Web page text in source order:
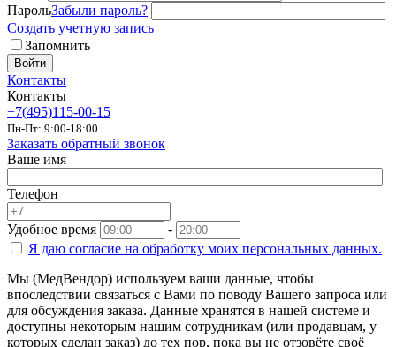
ПарольЗабыли пароль?
Создать учетную запись
Запомнить
Войти
Контакты
Контакты
+7(495)115-00-15
Пн-Пт: 9:00-18:00
Заказать обратный звонок
Ваше имя
Телефон
Удобное время
-
Я даю согласие на обработку моих персональных данных.
Мы (МедВендор) используем ваши данные, чтобы
впоследствии связаться с Вами по поводу Вашего запроса или
для обсуждения заказа. Данные хранятся в нашей системе и
доступны некоторым нашим сотрудникам (или продавцам, у
которых сделан заказ) до тех пор, пока вы не отзовёте своё